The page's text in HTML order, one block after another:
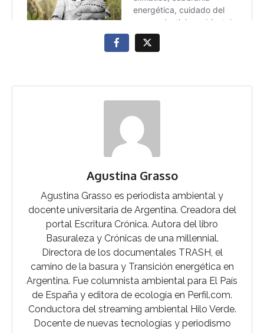
Agustina Grasso
Agustina Grasso es periodista ambiental y
docente universitaria de Argentina. Creadora del
portal Escritura Crónica. Autora del libro
Basuraleza y Crónicas de una millennial.
Directora de los documentales TRASH, el
camino de la basura y Transición energética en
Argentina. Fue columnista ambiental para El País
de España y editora de ecología en Perfil.com.
Conductora del streaming ambiental Hilo Verde.
Docente de nuevas tecnologías y periodismo